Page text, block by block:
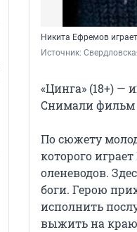
Никита Ефремов
Источник:
«Цинга» (18+) —
Снимали фильм
По сюжету
которого
оленеводов.
боги. Герою
исполнить
выжить на краю